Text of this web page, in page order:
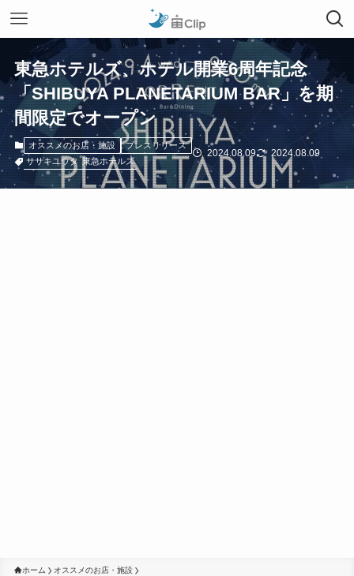
東急ホテルズ、ホテル開業6周年記念
「SHIBUYA PLANETARIUM BAR」を期
間限定でオープン
オススメのお店・施設
プレスリリース
ササキユウタ 東急ホテルズ
2024.08.09 2024.08.09
ホーム オススメのお店・施設